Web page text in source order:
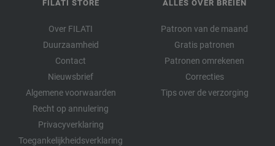
FILATI STORE
Over FILATI
Duurzaamheid
Contact
Nieuwsbrief
Algemene voorwaarden
Recht op annulering
Privacyverklaring
Toegankelijkheidsverklaring
ALLES OVER BREIEN
Patroon van de maand
Gratis patronen
Patronen omrekenen
Correcties
Tips over de verzorging